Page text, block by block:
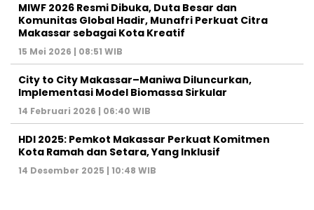
MIWF 2026 Resmi Dibuka, Duta Besar dan
Komunitas Global Hadir, Munafri Perkuat Citra
Makassar sebagai Kota Kreatif
15 Mei 2026 | 08:51 WIB
City to City Makassar–Maniwa Diluncurkan,
Implementasi Model Biomassa Sirkular
14 Februari 2026 | 06:40 WIB
HDI 2025: Pemkot Makassar Perkuat Komitmen
Kota Ramah dan Setara, Yang Inklusif
14 Desember 2025 | 10:48 WIB